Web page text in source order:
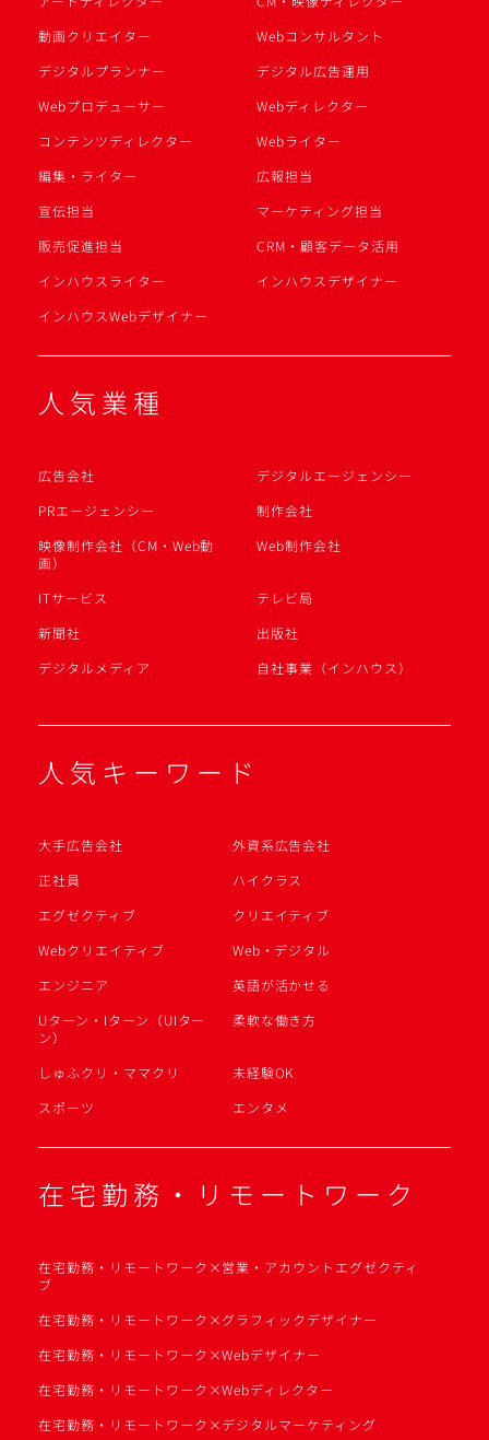
動画クリエイター
Webコンサルタント
デジタルプランナー
デジタル広告運用
Webプロデューサー
Webディレクター
コンテンツディレクター
Webライター
編集・ライター
広報担当
宣伝担当
マーケティング担当
販売促進担当
CRM・顧客データ活用
インハウスライター
インハウスデザイナー
インハウスWebデザイナー
人気業種
広告会社
デジタルエージェンシー
PRエージェンシー
制作会社
映像制作会社（CM・Web動
画）
Web制作会社
ITサービス
テレビ局
新聞社
出版社
デジタルメディア
自社事業（インハウス）
人気キーワード
大手広告会社
外資系広告会社
正社員
ハイクラス
エグゼクティブ
クリエイティブ
Webクリエイティブ
Web・デジタル
エンジニア
英語が活かせる
Uターン・Iターン（UIター
ン）
柔軟な働き方
しゅふクリ・ママクリ
未経験OK
スポーツ
エンタメ
在宅勤務・リモートワーク
在宅勤務・リモートワーク×営業・アカウントエグゼクティ
ブ
在宅勤務・リモートワーク×グラフィックデザイナー
在宅勤務・リモートワーク×Webデザイナー
在宅勤務・リモートワーク×Webディレクター
在宅勤務・リモートワーク×デジタルマーケティング